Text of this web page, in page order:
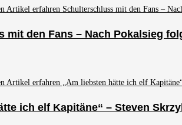
mit den Fans – Nach Pokalsieg
ich elf Kapitäne“ – Steven